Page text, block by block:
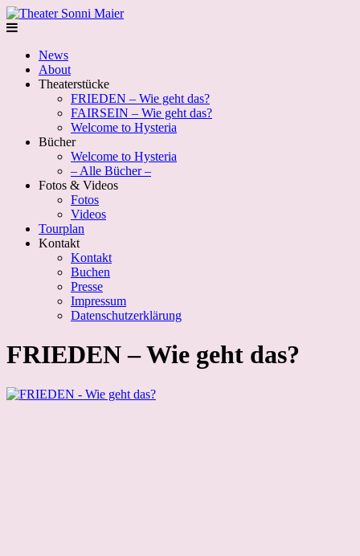
News
About
Theaterstücke
FRIEDEN – Wie geht das?
FAIRSEIN – Wie geht das?
Welcome to Hysteria
Bücher
Welcome to Hysteria
– Alle Bücher –
Fotos & Videos
Fotos
Videos
Tourplan
Kontakt
Kontakt
Buchen
Presse
Impressum
Datenschutzerklärung
FRIEDEN – Wie geht das?